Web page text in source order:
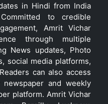
in Hindi from India
to credible
Amrit Vichar
through multiple
News updates, Photo
social media platforms,
can also access
and weekly
platform. Amrit Vichar